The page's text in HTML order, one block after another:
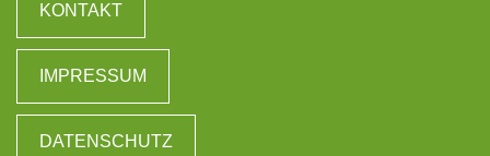
KONTAKT
IMPRESSUM
DATENSCHUTZ